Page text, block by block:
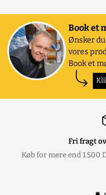
Book et
Ønsker
vores
Book et
Fri fragt
Køb for mere end 1.500